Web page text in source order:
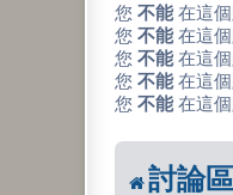
您 不能在這個
您 不能在這個
您 不能在這個
您 不能在這個
您 不能在這個
討論